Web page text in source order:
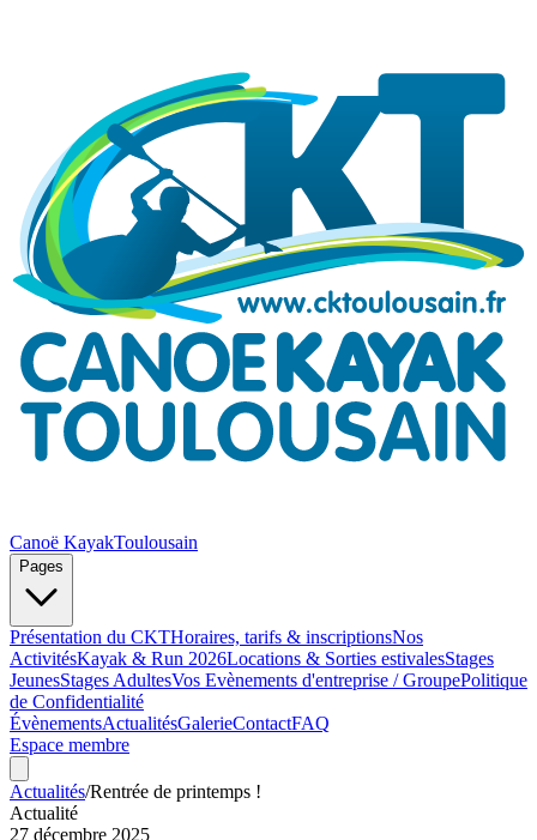
Canoë KayakToulousain
Pages
Présentation du CKTHoraires, tarifs & inscriptionsNos
ActivitésKayak & Run 2026Locations & Sorties estivalesStages
JeunesStages AdultesVos Evènements d'entreprise / GroupePolitique
de Confidentialité
ÉvènementsActualitésGalerieContactFAQ
Espace membre
Actualités/Rentrée de printemps !
Actualité
27 décembre 2025